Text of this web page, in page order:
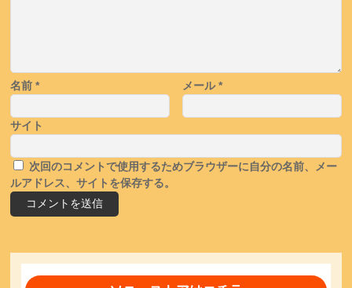
名前* メール*
サイト
次回のコメントで使用するためブラウザーに自分の名前、メー
ルアドレス、サイトを保存する。